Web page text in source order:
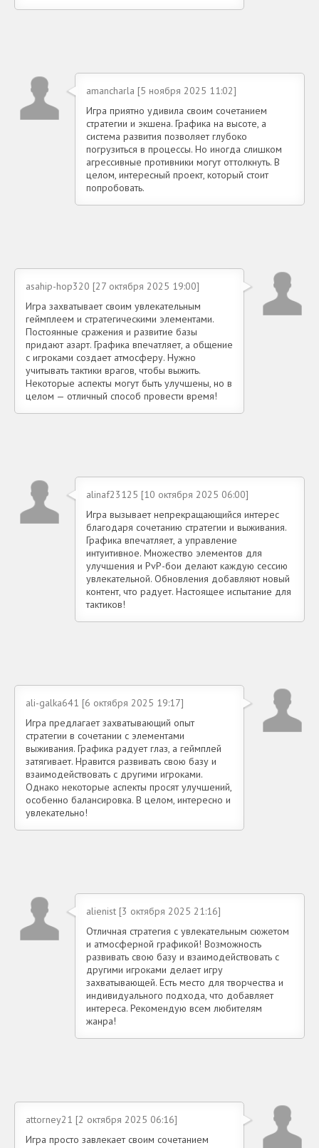
amancharla [5 ноября 2025 11:02]
Игра приятно удивила своим сочетанием
стратегии и экшена. Графика на высоте, а
система развития позволяет глубоко
погрузиться в процессы. Но иногда слишком
агрессивные противники могут оттолкнуть. В
целом, интересный проект, который стоит
попробовать.
asahip-hop320 [27 октября 2025 19:00]
Игра захватывает своим увлекательным
геймплеем и стратегическими элементами.
Постоянные сражения и развитие базы
придают азарт. Графика впечатляет, а общение
с игроками создает атмосферу. Нужно
учитывать тактики врагов, чтобы выжить.
Некоторые аспекты могут быть улучшены, но в
целом — отличный способ провести время!
alinaf23125 [10 октября 2025 06:00]
Игра вызывает непрекращающийся интерес
благодаря сочетанию стратегии и выживания.
Графика впечатляет, а управление
интуитивное. Множество элементов для
улучшения и PvP-бои делают каждую сессию
увлекательной. Обновления добавляют новый
контент, что радует. Настоящее испытание для
тактиков!
ali-galka641 [6 октября 2025 19:17]
Игра предлагает захватывающий опыт
стратегии в сочетании с элементами
выживания. Графика радует глаз, а геймплей
затягивает. Нравится развивать свою базу и
взаимодействовать с другими игроками.
Однако некоторые аспекты просят улучшений,
особенно балансировка. В целом, интересно и
увлекательно!
alienist [3 октября 2025 21:16]
Отличная стратегия с увлекательным сюжетом
и атмосферной графикой! Возможность
развивать свою базу и взаимодействовать с
другими игроками делает игру
захватывающей. Есть место для творчества и
индивидуального подхода, что добавляет
интереса. Рекомендую всем любителям
жанра!
attorney21 [2 октября 2025 06:16]
Игра просто завлекает своим сочетанием